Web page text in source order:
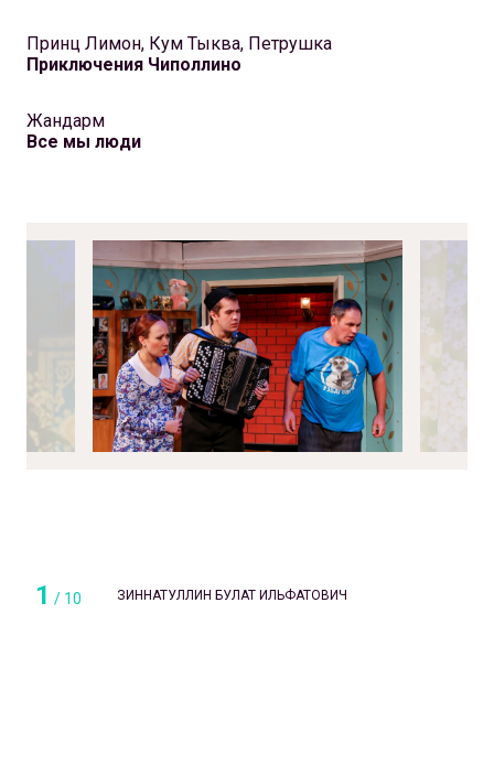
Принц Лимон, Кум Тыква, Петрушка
Приключения Чиполлино
Жандарм
Все мы люди
1 / 10 ЗИННАТУЛЛИН БУЛАТ ИЛЬФАТОВИЧ